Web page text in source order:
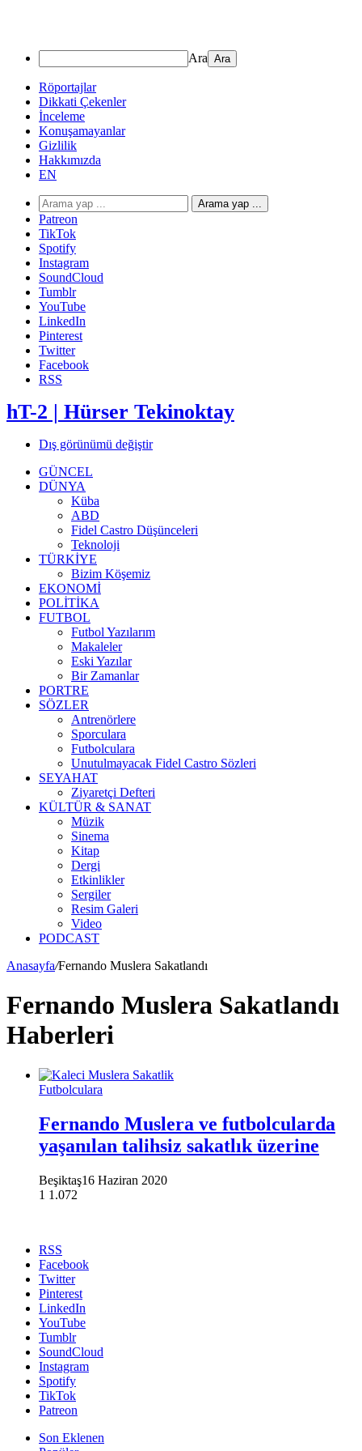
Ara
Röportajlar
Dikkati Çekenler
İnceleme
Konuşamayanlar
Gizlilik
Hakkımızda
EN
Arama yap ...
Patreon
TikTok
Spotify
Instagram
SoundCloud
Tumblr
YouTube
LinkedIn
Pinterest
Twitter
Facebook
RSS
hT-2 | Hürser Tekinoktay
Dış görünümü değiştir
GÜNCEL
DÜNYA
Küba
ABD
Fidel Castro Düşünceleri
Teknoloji
TÜRKİYE
Bizim Köşemiz
EKONOMİ
POLİTİKA
FUTBOL
Futbol Yazılarım
Makaleler
Eski Yazılar
Bir Zamanlar
PORTRE
SÖZLER
Antrenörlere
Sporculara
Futbolculara
Unutulmayacak Fidel Castro Sözleri
SEYAHAT
Ziyaretçi Defteri
KÜLTÜR & SANAT
Müzik
Sinema
Kitap
Dergi
Etkinlikler
Sergiler
Resim Galeri
Video
PODCAST
Anasayfa/Fernando Muslera Sakatlandı
Fernando Muslera Sakatlandı
Haberleri
Futbolculara
Fernando Muslera ve futbolcularda
yaşanılan talihsiz sakatlık üzerine
Beşiktaş16 Haziran 2020
1 1.072
RSS
Facebook
Twitter
Pinterest
LinkedIn
YouTube
Tumblr
SoundCloud
Instagram
Spotify
TikTok
Patreon
Son Eklenen